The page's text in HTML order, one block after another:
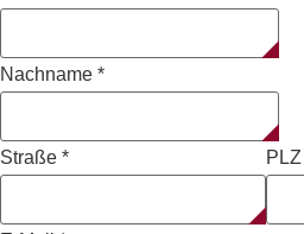
Nachname *
Straße * PLZ